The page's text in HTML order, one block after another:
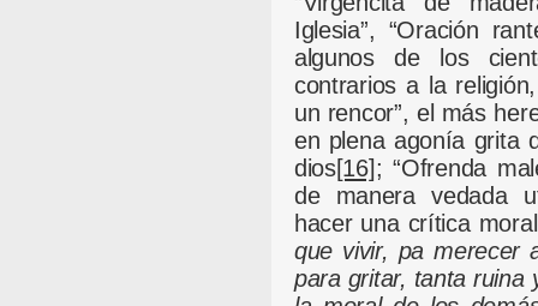
Iglesia”, “Oración
algunos de los
contrarios a la
un rencor”, el más
en plena agonía grita
dios[16]; “Ofrenda
de manera vedada
hacer una crítica
que vivir, pa merecer
para gritar, tanta ruina